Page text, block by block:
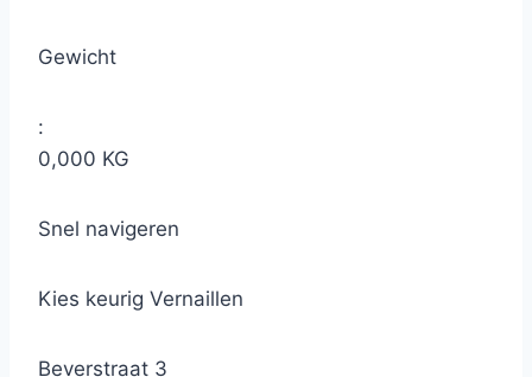
Gewicht
:
0,000 KG
Snel navigeren
Kies keurig Vernaillen
Beverstraat 3